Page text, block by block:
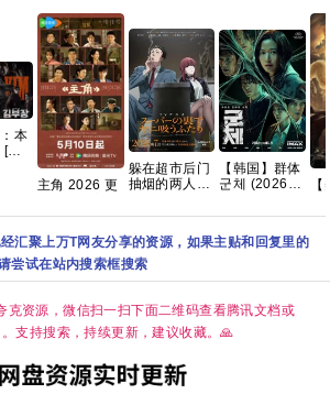
：本
[更
主角 2026 更
躲在超市后门
抽烟的两人
字
【韩国】群体
군체 (2026)
悬疑 / 惊悚 又
(港) / 尸速禁
被封锁的建筑
内，孤立无援
的幸存者们对
经汇聚上万T网友分享的资源，如果主贴和回复里的
尝试在站内搜索框搜索
克资源，微信扫一扫下面二维码查看腾讯文档或
。支持搜索，持续更新，建议收藏。🙏